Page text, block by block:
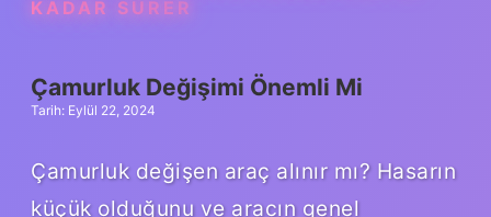
KADAR SÜRER
Çamurluk Değişimi Önemli Mi
Tarih: Eylül 22, 2024
Çamurluk değişen araç alınır mı? Hasarın
küçük olduğunu ve aracın genel